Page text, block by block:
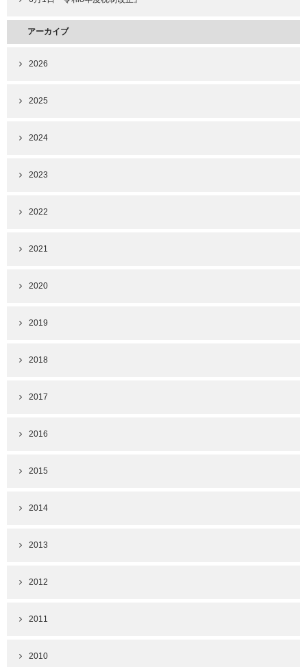
アーカイブ
2026
2025
2024
2023
2022
2021
2020
2019
2018
2017
2016
2015
2014
2013
2012
2011
2010